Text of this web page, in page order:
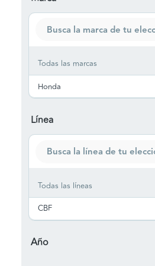
Todas las marcas
Honda
Línea
Todas las líneas
CBF
Año